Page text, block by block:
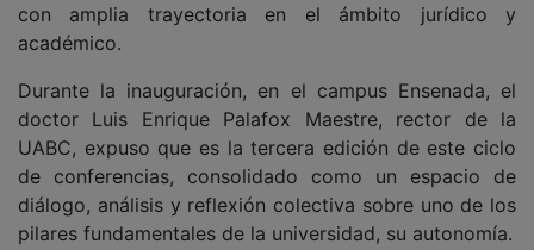
con amplia trayectoria en el ámbito jurídico y
académico.
Durante la inauguración, en el campus Ensenada, el
doctor Luis Enrique Palafox Maestre, rector de la
UABC, expuso que es la tercera edición de este ciclo
de conferencias, consolidado como un espacio de
diálogo, análisis y reflexión colectiva sobre uno de los
pilares fundamentales de la universidad, su autonomía.